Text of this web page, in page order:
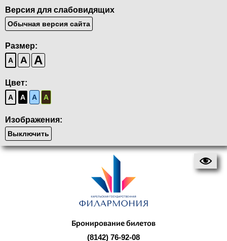
Версия для слабовидящих
Обычная версия сайта
Размер:
A A A
Цвет:
A A A A
Изображения:
Выключить
Бронирование билетов
(8142) 76-92-08